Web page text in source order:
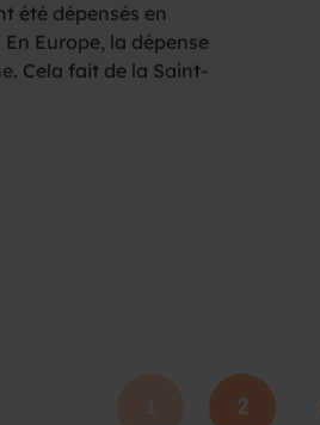
été dépensés en
Europe, la dépense
Cela fait de la Saint-
2